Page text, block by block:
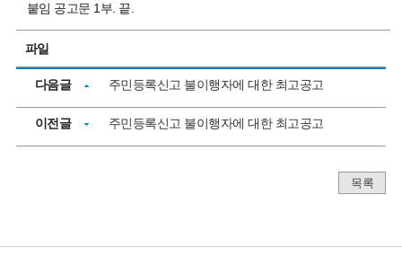
붙임 공고문 1부. 끝.
파일
다음글 주민등록신고 불이행자에 대한 최고공고
이전글 주민등록신고 불이행자에 대한 최고공고
목록